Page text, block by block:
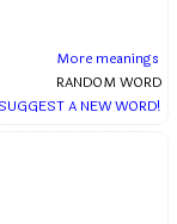
More meanings
RANDOM WORD
SUGGEST A NEW WORD!